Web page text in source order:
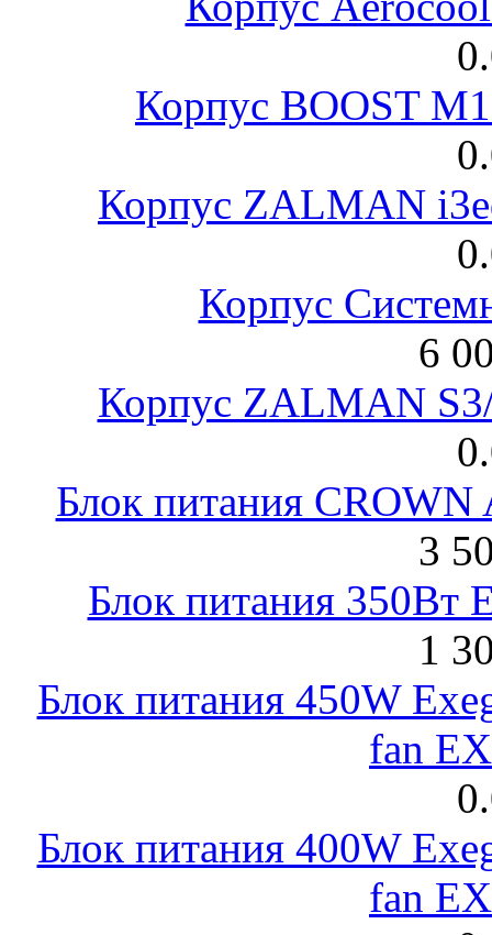
Корпус BOOST
Корпус ZALMAN
Корпус
6
Корпус ZALMAN
Блок питания
3
Блок питания 350Вт
1
Блок питания 450W
fan
Блок питания 400W
fan